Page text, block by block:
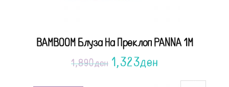
BAMBOOM Блуза На Преклоп PANNA 1M
1,890ден 1,323ден